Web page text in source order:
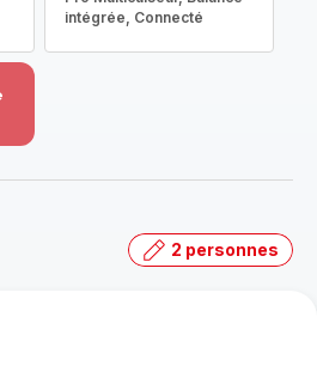
intégrée, Connecté
2 personnes